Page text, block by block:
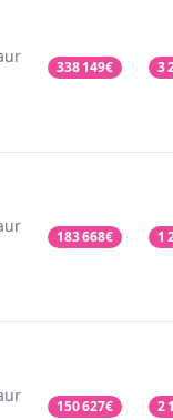
338 149€ 3
183 668€ 1
150 627€ 2